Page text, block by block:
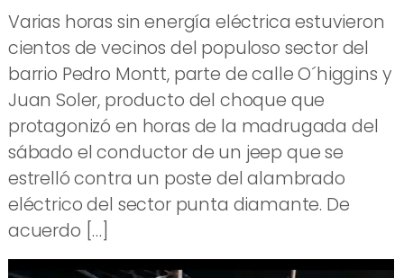
Varias horas sin energía eléctrica estuvieron
cientos de vecinos del populoso sector del
barrio Pedro Montt, parte de calle O´higgins y
Juan Soler, producto del choque que
protagonizó en horas de la madrugada del
sábado el conductor de un jeep que se
estrelló contra un poste del alambrado
eléctrico del sector punta diamante. De
acuerdo […]